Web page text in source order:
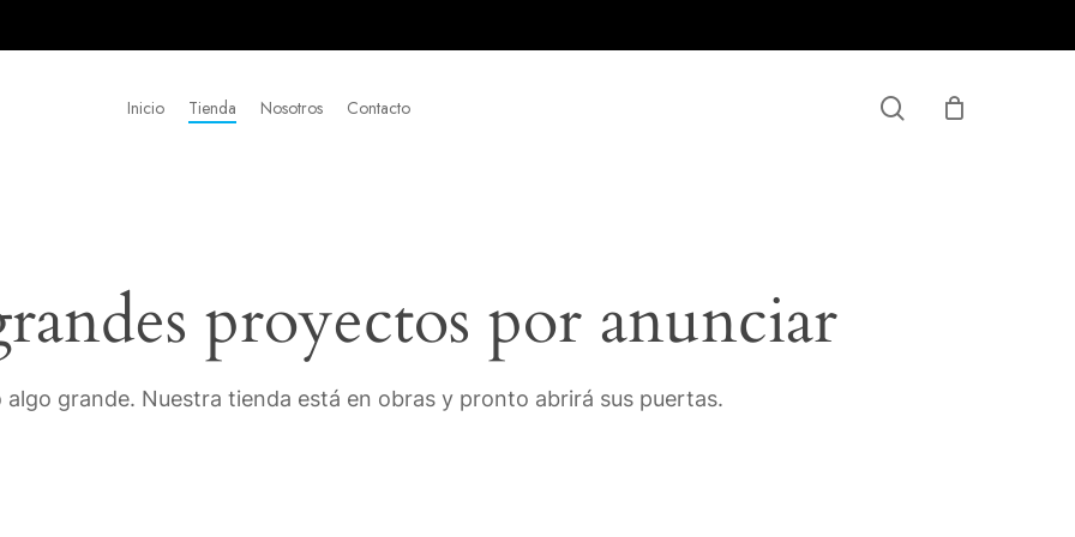
Inicio Tienda Nosotros Contacto search
proyectos por anunciar
algo grande. Nuestra tienda está en obras y pronto abrirá sus puertas.